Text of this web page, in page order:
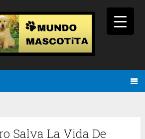
Salva La Vida De